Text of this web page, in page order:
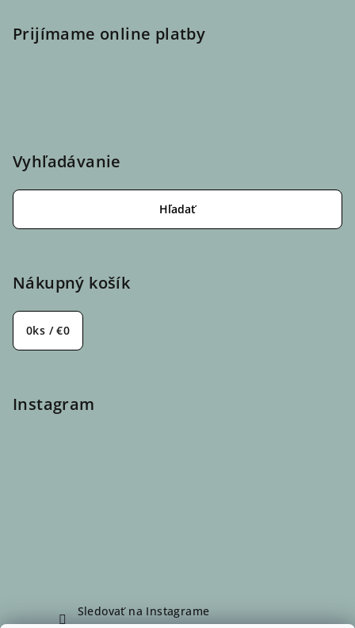
Prijímame online platby
Vyhľadávanie
Hľadať
Nákupný košík
0ks /€0
Instagram
Sledovať na Instagrame